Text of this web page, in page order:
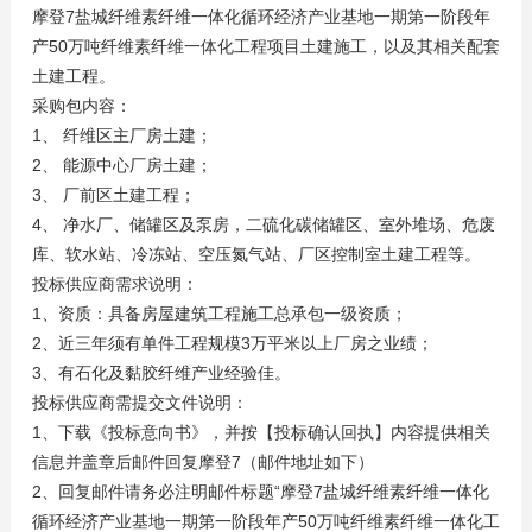
摩登7盐城纤维素纤维一体化循环经济产业基地一期第一阶段年
产50万吨纤维素纤维一体化工程项目土建施工，以及其相关配套
土建工程。
采购包内容：
1、 纤维区主厂房土建；
2、 能源中心厂房土建；
3、 厂前区土建工程；
4、 净水厂、储罐区及泵房，二硫化碳储罐区、室外堆场、危废
库、软水站、冷冻站、空压氮气站、厂区控制室土建工程等。
投标供应商需求说明：
1、资质：具备房屋建筑工程施工总承包一级资质；
2、近三年须有单件工程规模3万平米以上厂房之业绩；
3、有石化及黏胶纤维产业经验佳。
投标供应商需提交文件说明：
1、下载《投标意向书》，并按【投标确认回执】内容提供相关
信息并盖章后邮件回复摩登7（邮件地址如下）
2、回复邮件请务必注明邮件标题“摩登7盐城纤维素纤维一体化
循环经济产业基地一期第一阶段年产50万吨纤维素纤维一体化工